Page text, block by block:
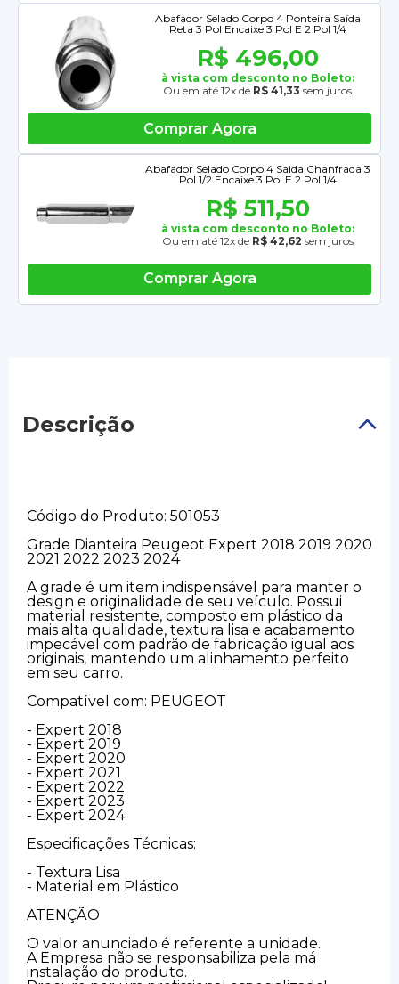
Abafador Selado Corpo 4 Ponteira Saída
Reta 3 Pol Encaixe 3 Pol E 2 Pol 1/4
R$ 496,00
à vista com desconto no Boleto:
Ou em até 12x de R$ 41,33 sem juros
Comprar Agora
Abafador Selado Corpo 4 Saida Chanfrada 3
Pol 1/2 Encaixe 3 Pol E 2 Pol 1/4
R$ 511,50
à vista com desconto no Boleto:
Ou em até 12x de R$ 42,62 sem juros
Comprar Agora
Descrição
Código do Produto: 501053
Grade Dianteira Peugeot Expert 2018 2019 2020
2021 2022 2023 2024
A grade é um item indispensável para manter o
design e originalidade de seu veículo. Possui
material resistente, composto em plástico da
mais alta qualidade, textura lisa e acabamento
impecável com padrão de fabricação igual aos
originais, mantendo um alinhamento perfeito
em seu carro.
Compatível com: PEUGEOT
- Expert 2018
- Expert 2019
- Expert 2020
- Expert 2021
- Expert 2022
- Expert 2023
- Expert 2024
Especificações Técnicas:
- Textura Lisa
- Material em Plástico
ATENÇÃO
O valor anunciado é referente a unidade.
A Empresa não se responsabiliza pela má
instalação do produto.